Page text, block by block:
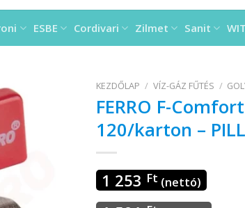
ESBE Cordivari Zilmet Sanit
KEZDŐLAP / VÍZ-GÁZ FŰTÉS /
FERRO F-
120/karton –
1 253 Ft (nettó)